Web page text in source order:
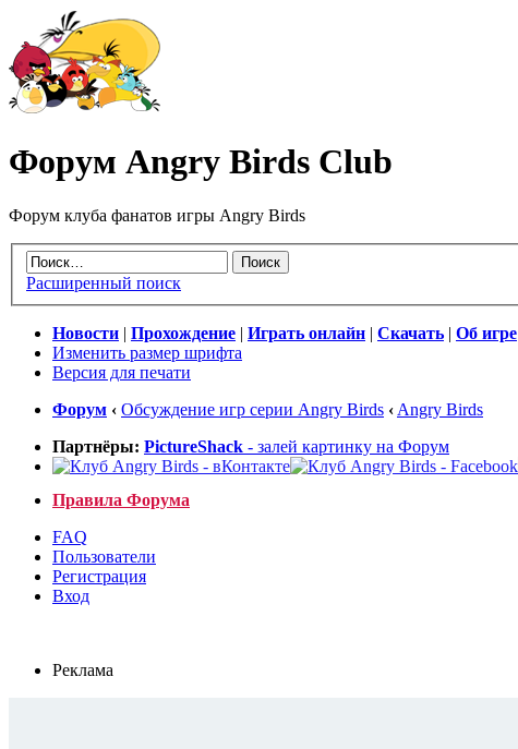
Форум Angry Birds Club
Форум клуба фанатов игры Angry Birds
Расширенный поиск
Новости Прохождение Играть онлайн Скачать Об игре
Изменить размер шрифта
Версия для печати
Форум ‹ Обсуждение игр серии Angry Birds ‹Angry Birds
Партнёры: PictureShack - залей картинку на Форум
Правила Форума
FAQ
Пользователи
Регистрация
Вход
Реклама